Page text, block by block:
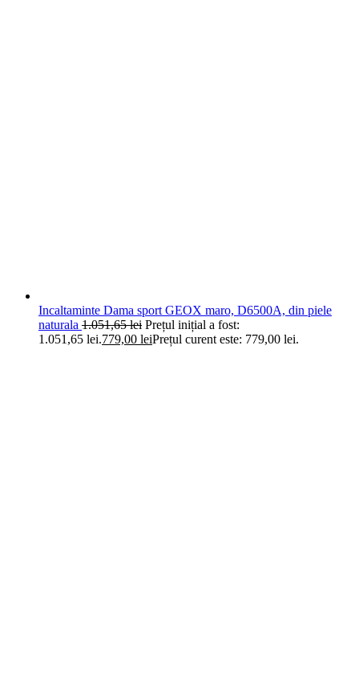
Incaltaminte Dama sport GEOX maro, D6500A, din piele
naturala 1.051,65lei Prețul inițial a fost:
1.051,65 lei.779,00 leiPrețul curent este: 779,00 lei.